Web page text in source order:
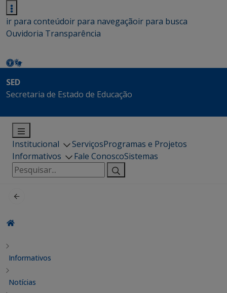
ir para conteúdoir para navegaçãoir para busca
Ouvidoria Transparência
SED
Secretaria de Estado de Educação
Institucional ServiçosProgramas e Projetos
Informativos
Fale ConoscoSistemas
Pesquisar
por:
Informativos
Notícias